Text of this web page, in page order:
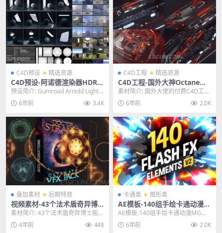
C4D预设 精选资源
C4D预设-阿诺德渲染器HDR环
境材质灯光摄影棚舞台场景预
预设简介: Gumroad Arnold Light S
uite C4D是一款专...
6年前 3.4K
C4D工程 精选资源
C4D工程-国外大神Octane科
幻包装工程文件分享
素材简介: 国外大佬的付费C4D工程
文件，国内几乎找不到的工程文
件，也是价值25...
6年前 2.0K
叠加素材 后期特效
视频素材-43个法术盾奇异博
士能量粒子VFX特效视频合成
素材
素材简介: 43个法术盾奇异博士能量
粒子VFX特效视频合成素材，包含比
如能量护盾...
4年前 448
卡通类 图形类
AE模板-140组手绘卡通动漫M
G动画闪光FX特效元素模板
AE模板-140组手绘卡通动漫MG动
画闪光FX特效元素模板 主题授权提
示：请在后...
6年前 2.0K